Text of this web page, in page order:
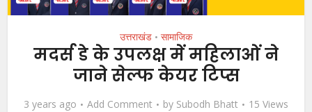
उत्तराखंड • सामाजिक
मदर्स डे के उपलक्ष में महिलाओं ने
जाने सेल्फ केयर टिप्स
3 years ago Add Comment by Subodh Bhatt 15 Views